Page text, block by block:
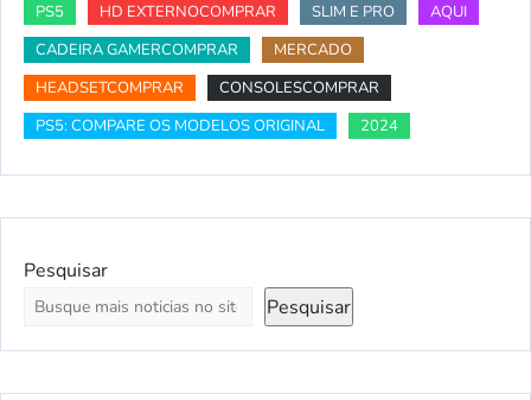
PS5
HD EXTERNOCOMPRAR SLIM E PRO
AQUI
CADEIRA GAMERCOMPRAR
MERCADO
HEADSETCOMPRAR
CONSOLESCOMPRAR
PS5: COMPARE OS MODELOS ORIGINAL
2024
Pesquisar
Pesquisar